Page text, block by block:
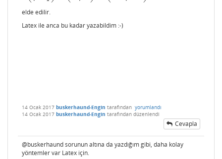
elde edilir.
Latex ile anca bu kadar yazabildim :-)
14 Ocak 2017 buskerhaund-Engin tarafından yorumlandı
14 Ocak 2017 buskerhaund-Engin tarafından düzenlendi
Cevapla
@buskerhaund sorunun altına da yazdığım gibi, daha kolay
yöntemler var Latex için.